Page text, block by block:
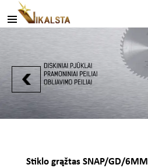
Stiklo grąžtas SNAP/GD/6MM